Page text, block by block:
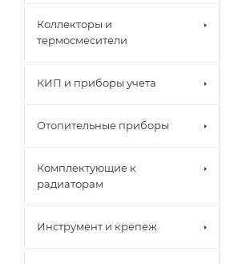
Коллекторы и
термосмесители
КИП и приборы учета
Отопительные приборы
Комплектующие к
радиаторам
Инструмент и крепеж